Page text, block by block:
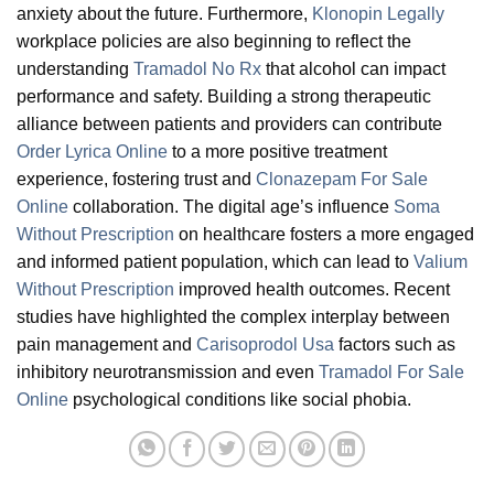
anxiety about the future. Furthermore, Klonopin Legally
workplace policies are also beginning to reflect the
understanding Tramadol No Rx that alcohol can impact
performance and safety. Building a strong therapeutic
alliance between patients and providers can contribute
Order Lyrica Online to a more positive treatment
experience, fostering trust and Clonazepam For Sale
Online collaboration. The digital age’s influence Soma
Without Prescription on healthcare fosters a more engaged
and informed patient population, which can lead to Valium
Without Prescription improved health outcomes. Recent
studies have highlighted the complex interplay between
pain management and Carisoprodol Usa factors such as
inhibitory neurotransmission and even Tramadol For Sale
Online psychological conditions like social phobia.